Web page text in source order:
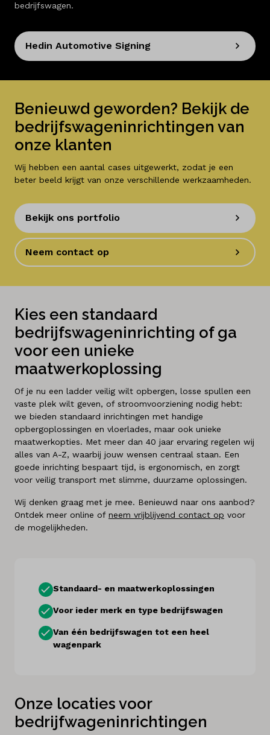
bedrijfswagen.
Hedin Automotive Signing
Benieuwd geworden? Bekijk de
bedrijfswageninrichtingen van
onze klanten
Wij hebben een aantal cases uitgewerkt, zodat je een
beter beeld krijgt van onze verschillende werkzaamheden.
Bekijk ons portfolio
Neem contact op
Kies een standaard
bedrijfswageninrichting of ga
voor een unieke
maatwerkoplossing
Of je nu een ladder veilig wilt opbergen, losse spullen een
vaste plek wilt geven, of stroomvoorziening nodig hebt:
we bieden standaard inrichtingen met handige
opbergoplossingen en vloerlades, maar ook unieke
maatwerkopties. Met meer dan 40 jaar ervaring regelen wij
alles van A-Z, waarbij jouw wensen centraal staan. Een
goede inrichting bespaart tijd, is ergonomisch, en zorgt
voor veilig transport met slimme, duurzame oplossingen.
Wij denken graag met je mee. Benieuwd naar ons aanbod?
Ontdek meer online of neem vrijblijvend contact op voor
de mogelijkheden.
Standaard- en maatwerkoplossingen
Voor ieder merk en type bedrijfswagen
Van één bedrijfswagen tot een heel
wagenpark
Onze locaties voor
bedrijfwageninrichtingen